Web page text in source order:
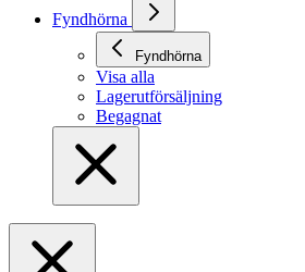
Fyndhörna
Fyndhörna
Visa alla
Lagerutförsäljning
Begagnat